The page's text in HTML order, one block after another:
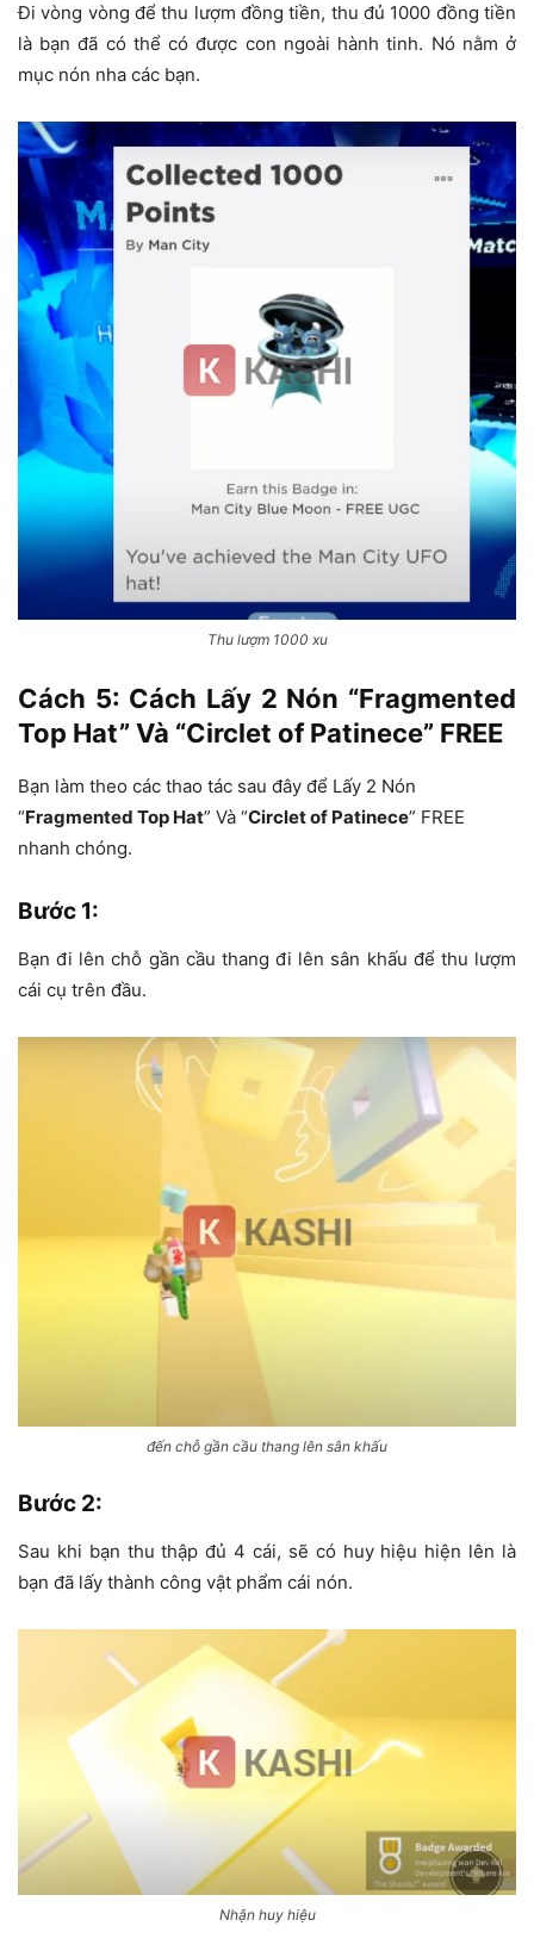
Đi vòng vòng để thu lượm đồng tiền, thu đủ 1000 đồng tiền
là bạn đã có thể có được con ngoài hành tinh. Nó nằm ở
mục nón nha các bạn.
Thu lượm 1000 xu
Cách 5: Cách Lấy 2 Nón “Fragmented
Top Hat” Và “Circlet of Patinece” FREE
Bạn làm theo các thao tác sau đây để Lấy 2 Nón
“Fragmented Top Hat” Và “Circlet of Patinece” FREE
nhanh chóng.
Bước 1:
Bạn đi lên chỗ gần cầu thang đi lên sân khấu để thu lượm
cái cụ trên đầu.
đến chỗ gần cầu thang lên sân khấu
Bước 2:
Sau khi bạn thu thập đủ 4 cái, sẽ có huy hiệu hiện lên là
bạn đã lấy thành công vật phẩm cái nón.
Nhận huy hiệu